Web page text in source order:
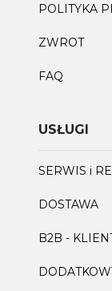
POLITYKA
ZWROT
FAQ
USŁUGI
SERWIS i
DOSTAWA
B2B -